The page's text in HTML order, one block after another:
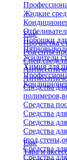
Жидкие
Порошки
Усилители
Химия для
Еще
Прочистка
Реагенты
Средства
Средства
Средства
Средства
Средства
Средства
Средства
Еще
Тара и